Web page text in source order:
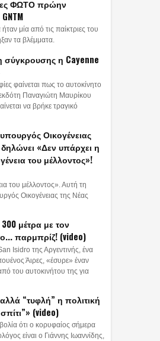
ΦΩΤΟ πρώην
μία από τις παίκτριες του
τα βλέμματα.
σύγκρουσης η Cayenne
φαίνεται πως το αυτοκίνητο
Παναγιώτη Μαυρίκου
να βρήκε τραγικό
Οικογένειας
«Δεν υπάρχει η
του μέλλοντος»!
του μέλλοντος». Αυτή τη
Οικογένειας της Νέας
μέτρα με τον
παρμπρίζ! (video)
Isidro της Αργεντινής, ένα
Άιρες, «έσυρε» έναν
του αυτοκινήτου της για
“τυφλή” η πολιτική
(video)
ότι ο κορυφαίος σήμερα
είναι ο Γιάννης Ιωαννίδης,